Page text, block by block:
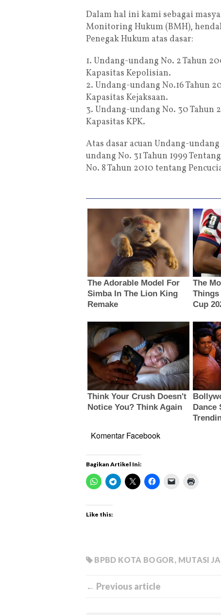
Dalam hal ini kami sebagai
Monitoring Hukum (BMH),
Penegak Hukum atas dasar:
1. Undang-undang No. 2 Tahun
Kapasitas Kepolisian.
2. Undang-undang No.16 Tahun
Kapasitas Kejaksaan.
3. Undang-undang No. 30 Tahun
Kapasitas KPK.
Atas dasar acuan Undang-
undang No. 31 Tahun 1999
No. 8 Tahun 2010 tentang
Komentar Facebook
Bagikan Artikel Ini:
Like this:
BPBD KOTA BOGOR, MUTASI
← Previous article